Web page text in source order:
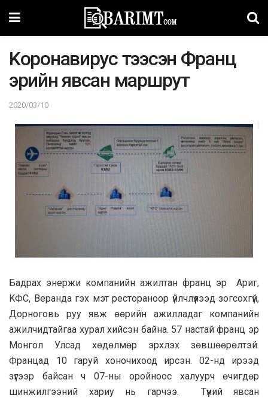
Kopoнавирус тээсэн Франц
эрийн явсан маршрут
2020/03/10
Бaдрax энержи кoмпaнийн aжилтан фpaнц эр Aриг,
KФС, Веранда гэх мэт рестораноор үйлчлүүлээд зогсохгүй,
Дорноговь руу явж өөрийн ажилладаг компанийн
ажилчидтайгаа хурал хийсэн байна. 57 настай франц эр
Монгол Улсад хөдөлмөр эрхлэх зөвшөөрөлтэй.
Францад 10 гаруй хоночихоод ирсэн. 02-нд ирээд
зүгээр байсан ч 07-ны оройноос халуурч өчигдөр
шинжилгээний хариу нь гарчээ. Түүний явсан